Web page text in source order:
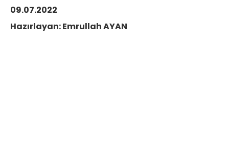
09.07.2022
Hazırlayan: Emrullah AYAN